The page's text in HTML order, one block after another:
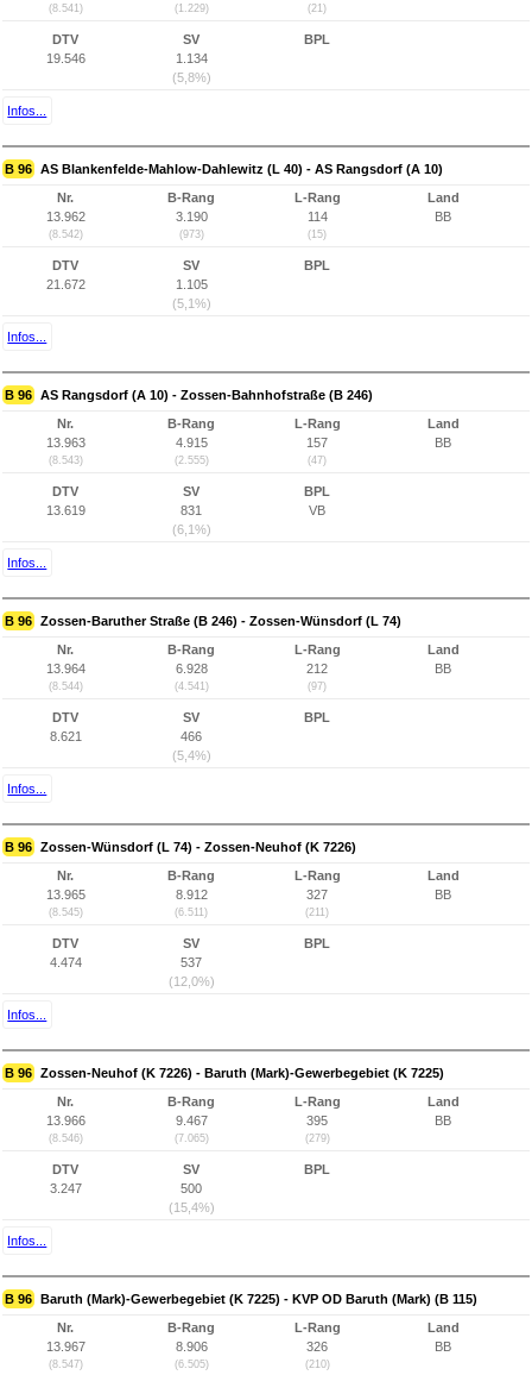
(8.541) (1.229) (21)
DTV
19.546
SV
1.134
(5,8%)
BPL
Infos...
B 96 AS Blankenfelde-Mahlow-Dahlewitz (L 40) - AS Rangsdorf (A 10)
Nr.
13.962
(8.542)
B-Rang
3.190
(973)
L-Rang
114
(15)
Land
BB
DTV
21.672
SV
1.105
(5,1%)
BPL
Infos...
B 96 AS Rangsdorf (A 10) - Zossen-Bahnhofstraße (B 246)
Nr.
13.963
(8.543)
B-Rang
4.915
(2.555)
L-Rang
157
(47)
Land
BB
DTV
13.619
SV
831
(6,1%)
BPL
VB
Infos...
B 96 Zossen-Baruther Straße (B 246) - Zossen-Wünsdorf (L 74)
Nr.
13.964
(8.544)
B-Rang
6.928
(4.541)
L-Rang
212
(97)
Land
BB
DTV
8.621
SV
466
(5,4%)
BPL
Infos...
B 96 Zossen-Wünsdorf (L 74) - Zossen-Neuhof (K 7226)
Nr.
13.965
(8.545)
B-Rang
8.912
(6.511)
L-Rang
327
(211)
Land
BB
DTV
4.474
SV
537
(12,0%)
BPL
Infos...
B 96 Zossen-Neuhof (K 7226) - Baruth (Mark)-Gewerbegebiet (K 7225)
Nr.
13.966
(8.546)
B-Rang
9.467
(7.065)
L-Rang
395
(279)
Land
BB
DTV
3.247
SV
500
(15,4%)
BPL
Infos...
B 96 Baruth (Mark)-Gewerbegebiet (K 7225) - KVP OD Baruth (Mark) (B 115)
Nr.
13.967
(8.547)
B-Rang
8.906
(6.505)
L-Rang
326
(210)
Land
BB